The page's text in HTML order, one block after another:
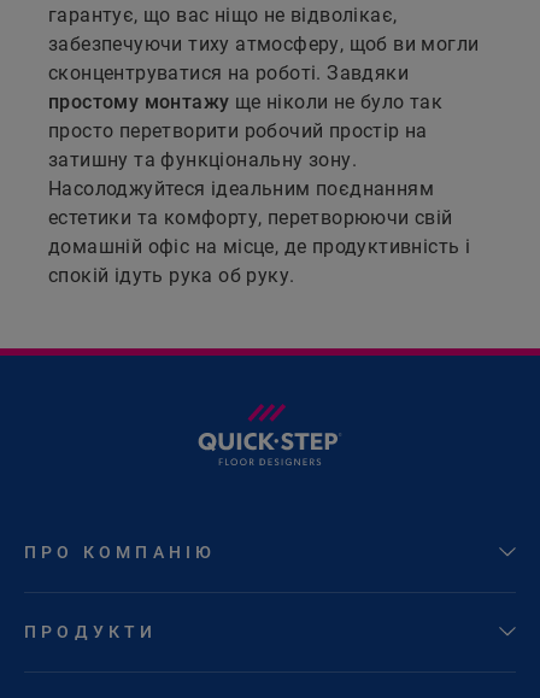
гарантує, що вас ніщо не відволікає,
забезпечуючи тиху атмосферу, щоб ви могли
сконцентруватися на роботі. Завдяки
простому монтажу ще ніколи не було так
просто перетворити робочий простір на
затишну та функціональну зону.
Насолоджуйтеся ідеальним поєднанням
естетики та комфорту, перетворюючи свій
домашній офіс на місце, де продуктивність і
спокій ідуть рука об руку.
ПРО КОМПАНІЮ
ПРОДУКТИ